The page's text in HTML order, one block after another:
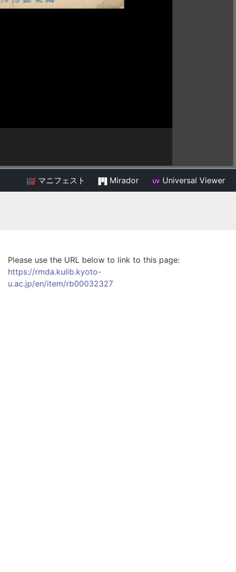
マニフェスト Mirador Universal Viewer
Please use the URL below to link to this page:
https://rmda.kulib.kyoto-
u.ac.jp/en/item/rb00032327